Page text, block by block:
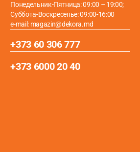
Понедельник-Пятница: 09:00 – 19:00;
Суббота-Воскресенье: 09:00-16:00
e-mail: magazin@dekora.md
+373 60 306 777
+373 6000 20 40